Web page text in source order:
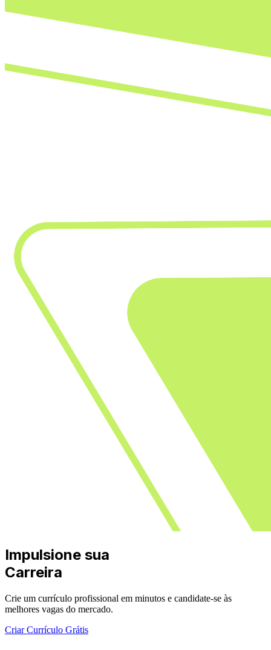
Impulsione sua
Carreira
Crie um currículo profissional em minutos e candidate-se às
melhores vagas do mercado.
Criar Currículo Grátis